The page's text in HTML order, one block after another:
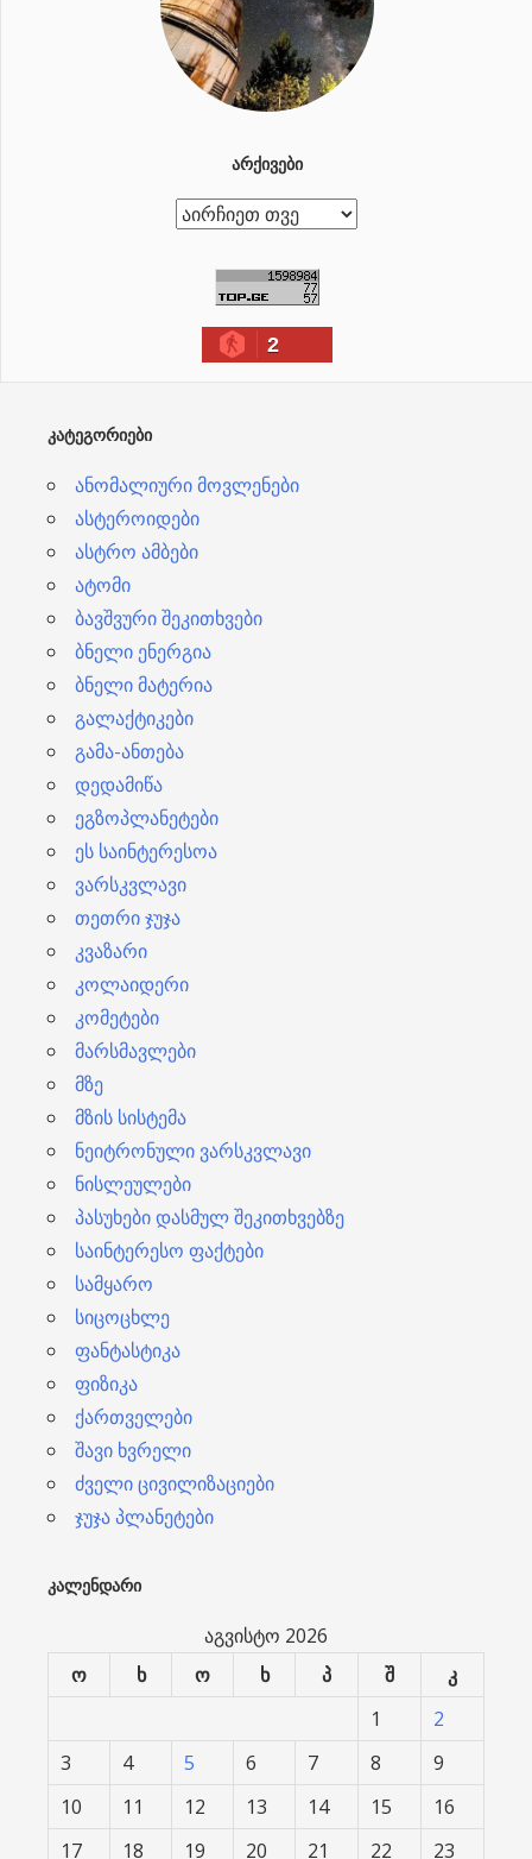
ᲐᲠᲥᲘᲕᲔᲑᲘ
ა
2
ᲙᲐᲢᲔᲒᲝᲠᲘᲔᲑᲘ
ანომალიური მოვლენები
ასტეროიდები
ასტრო ამბები
ატომი
ბავშვური შეკითხვები
ბნელი ენერგია
ბნელი მატერია
გალაქტიკები
გამა-ანთება
დედამიწა
ეგზოპლანეტები
ეს საინტერესოა
ვარსკვლავი
თეთრი ჯუჯა
კვაზარი
კოლაიდერი
კომეტები
მარსმავლები
მზე
მზის სისტემა
ნეიტრონული ვარსკვლავი
ნისლეულები
პასუხები დასმულ შეკითხვებზე
საინტერესო ფაქტები
სამყარო
სიცოცხლე
ფანტასტიკა
ფიზიკა
ქართველები
შავი ხვრელი
ძველი ცივილიზაციები
ჯუჯა პლანეტები
ᲙᲐᲚᲔᲜᲓᲐᲠᲘ
აგვისტო 2026
ო
ხ ო ხ პ შ
კ
1
2
3
4 5 6 7 8
9
10
11 12 13 14 15
16
17
18 19 20 21 22 23